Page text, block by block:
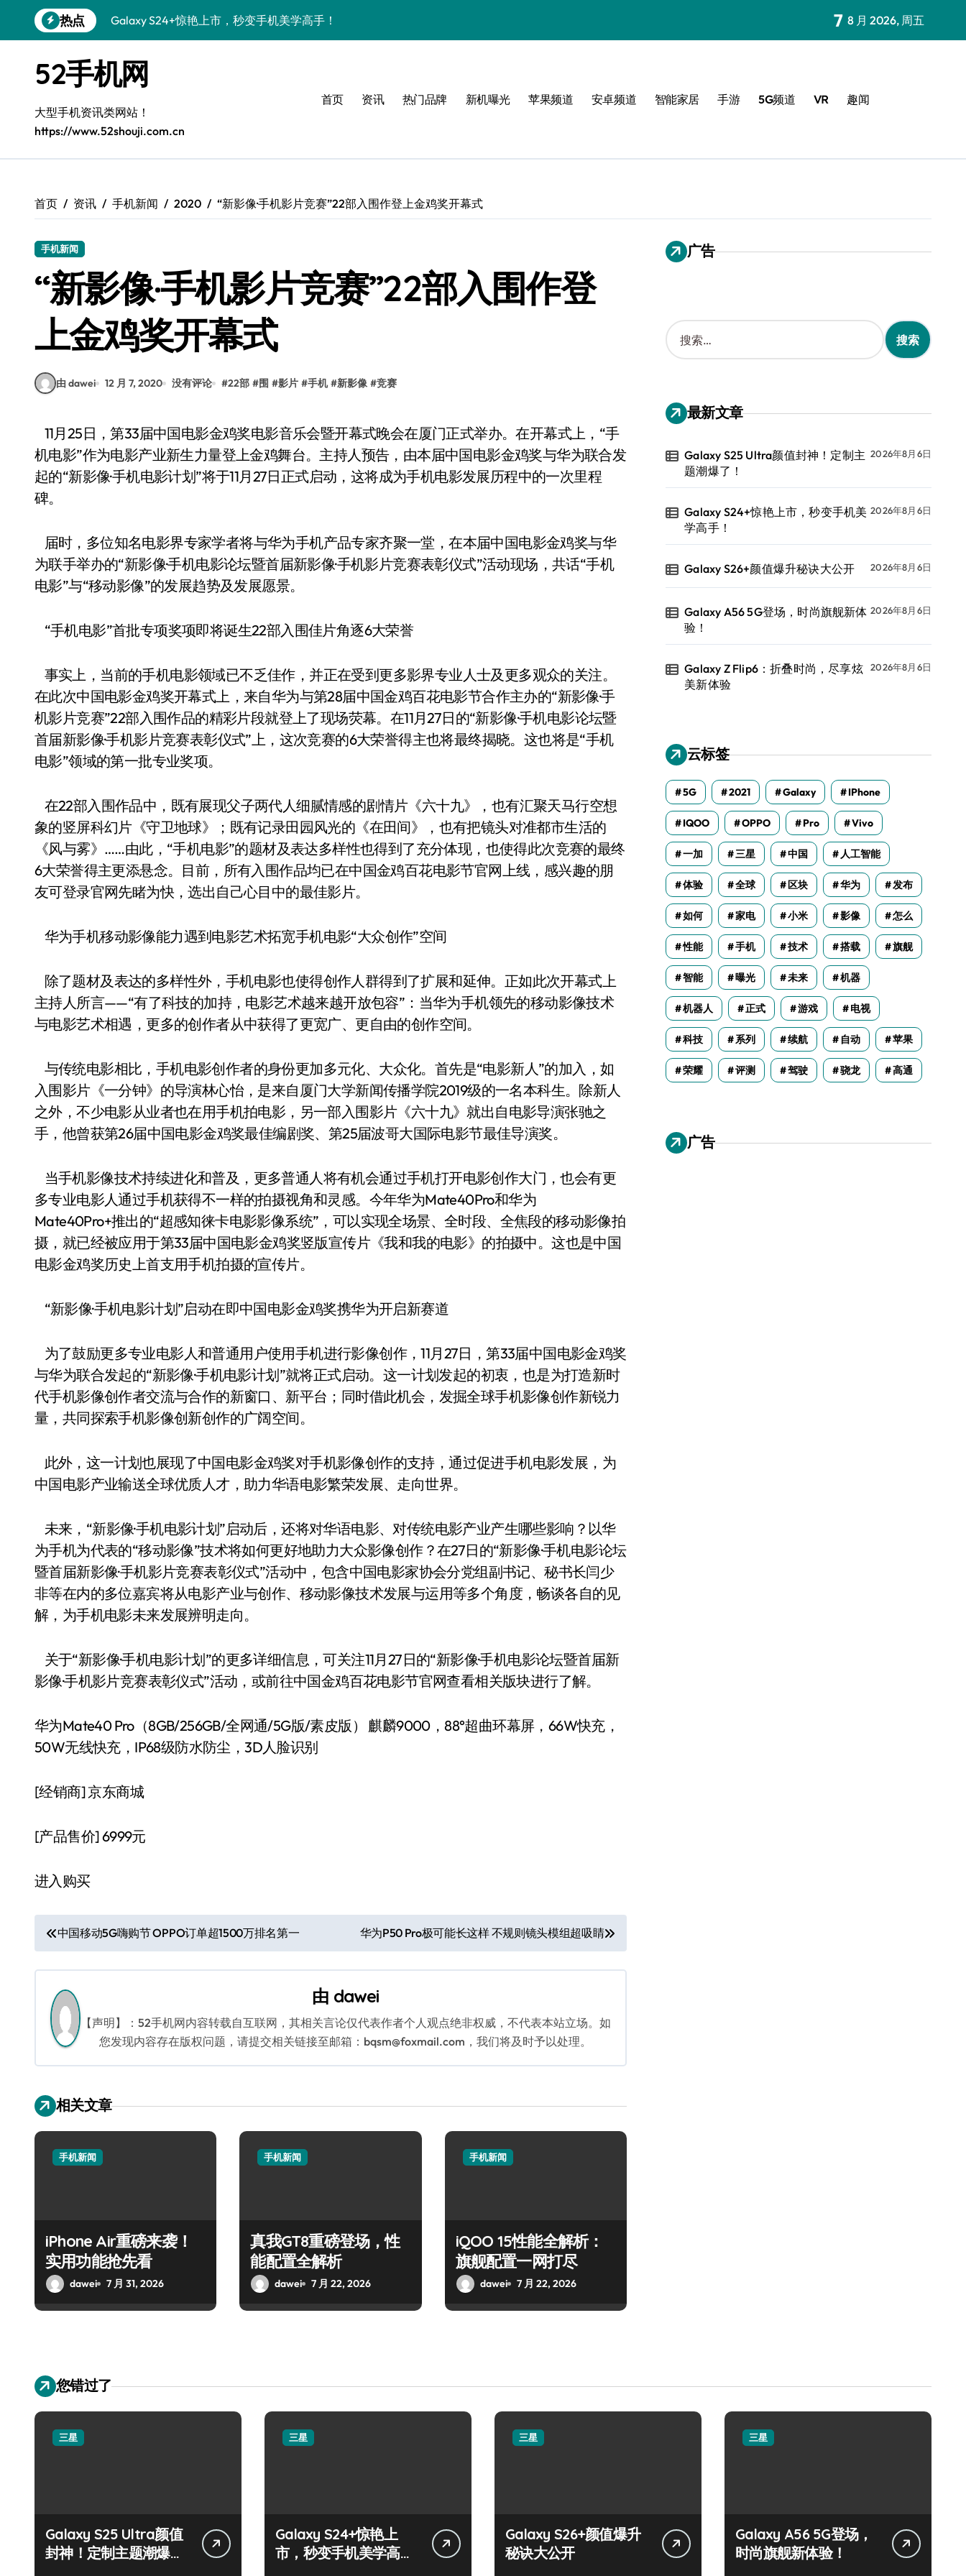
到
热点
Galaxy S24+惊艳上市，秒变手机美学高手！
Galaxy A56 5G登场，时尚旗舰新体验！
Galaxy Z Flip6：折叠时尚，尽享炫美新体验
三星Galaxy S26发布：一键解锁个性美
Galaxy S25美颜秘籍：个性定制炫酷玩法
Galaxy C55 5G登场，演绎三星美学新巅峰！
Galaxy S25 Ultra颜值封神！定制主题潮爆了！
7 8 月 2026, 周五
52手机网
大型手机资讯类网站！
https://www.52shouji.com.cn
首页 资讯 热门品牌 新机曝光 苹果频道 安卓频道 智能家居 手游 5G频道 VR 趣闻
首页 资讯 手机新闻 2020 “新影像·手机影片竞赛”22部入围作登上金鸡奖开幕式
手机新闻
“新影像·手机影片竞赛”22部入围作登
上金鸡奖开幕式
由 dawei 12 月 7, 2020 没有评论 #22部 #围 #影片 #手机 #新影像 #竞赛
11月25日，第33届中国电影金鸡奖电影音乐会暨开幕式晚会在厦门正式举办。在开幕式上，“手
机电影”作为电影产业新生力量登上金鸡舞台。主持人预告，由本届中国电影金鸡奖与华为联合发
起的“新影像·手机电影计划”将于11月27日正式启动，这将成为手机电影发展历程中的一次里程
碑。
届时，多位知名电影界专家学者将与华为手机产品专家齐聚一堂，在本届中国电影金鸡奖与华
为联手举办的“新影像·手机电影论坛暨首届新影像·手机影片竞赛表彰仪式”活动现场，共话“手机
电影”与“移动影像”的发展趋势及发展愿景。
“手机电影”首批专项奖项即将诞生22部入围佳片角逐6大荣誉
事实上，当前的手机电影领域已不乏佳作，并正在受到更多影界专业人士及更多观众的关注。
在此次中国电影金鸡奖开幕式上，来自华为与第28届中国金鸡百花电影节合作主办的“新影像·手
机影片竞赛”22部入围作品的精彩片段就登上了现场荧幕。在11月27日的“新影像·手机电影论坛暨
首届新影像·手机影片竞赛表彰仪式”上，这次竞赛的6大荣誉得主也将最终揭晓。这也将是“手机
电影”领域的第一批专业奖项。
在22部入围作品中，既有展现父子两代人细腻情感的剧情片《六十九》，也有汇聚天马行空想
象的竖屏科幻片《守卫地球》；既有记录田园风光的《在田间》，也有把镜头对准都市生活的
《风与雾》……由此，“手机电影”的题材及表达多样性也得到了充分体现，也使得此次竞赛的最终
6大荣誉得主更添悬念。目前，所有入围作品均已在中国金鸡百花电影节官网上线，感兴趣的朋
友可登录官网先睹为快，选出自己心目中的最佳影片。
华为手机移动影像能力遇到电影艺术拓宽手机电影“大众创作”空间
除了题材及表达的多样性外，手机电影也使得创作人群得到了扩展和延伸。正如此次开幕式上
主持人所言——“有了科技的加持，电影艺术越来越开放包容”：当华为手机领先的移动影像技术
与电影艺术相遇，更多的创作者从中获得了更宽广、更自由的创作空间。
与传统电影相比，手机电影创作者的身份更加多元化、大众化。首先是“电影新人”的加入，如
入围影片《一分钟》的导演林心怡，是来自厦门大学新闻传播学院2019级的一名本科生。除新人
之外，不少电影从业者也在用手机拍电影，另一部入围影片《六十九》就出自电影导演张驰之
手，他曾获第26届中国电影金鸡奖最佳编剧奖、第25届波哥大国际电影节最佳导演奖。
当手机影像技术持续进化和普及，更多普通人将有机会通过手机打开电影创作大门，也会有更
多专业电影人通过手机获得不一样的拍摄视角和灵感。今年华为Mate40Pro和华为
Mate40Pro+推出的“超感知徕卡电影影像系统”，可以实现全场景、全时段、全焦段的移动影像拍
摄，就已经被应用于第33届中国电影金鸡奖竖版宣传片《我和我的电影》的拍摄中。这也是中国
电影金鸡奖历史上首支用手机拍摄的宣传片。
“新影像·手机电影计划”启动在即中国电影金鸡奖携华为开启新赛道
为了鼓励更多专业电影人和普通用户使用手机进行影像创作，11月27日，第33届中国电影金鸡奖
与华为联合发起的“新影像·手机电影计划”就将正式启动。这一计划发起的初衷，也是为打造新时
代手机影像创作者交流与合作的新窗口、新平台；同时借此机会，发掘全球手机影像创作新锐力
量，共同探索手机影像创新创作的广阔空间。
此外，这一计划也展现了中国电影金鸡奖对手机影像创作的支持，通过促进手机电影发展，为
中国电影产业输送全球优质人才，助力华语电影繁荣发展、走向世界。
未来，“新影像·手机电影计划”启动后，还将对华语电影、对传统电影产业产生哪些影响？以华
为手机为代表的“移动影像”技术将如何更好地助力大众影像创作？在27日的“新影像·手机电影论坛
暨首届新影像·手机影片竞赛表彰仪式”活动中，包含中国电影家协会分党组副书记、秘书长闫少
非等在内的多位嘉宾将从电影产业与创作、移动影像技术发展与运用等多个角度，畅谈各自的见
解，为手机电影未来发展辨明走向。
关于“新影像·手机电影计划”的更多详细信息，可关注11月27日的“新影像·手机电影论坛暨首届新
影像·手机影片竞赛表彰仪式”活动，或前往中国金鸡百花电影节官网查看相关版块进行了解。
华为Mate40 Pro（8GB/256GB/全网通/5G版/素皮版） 麒麟9000，88°超曲环幕屏，66W快充，
50W无线快充，IP68级防水防尘，3D人脸识别
[经销商]京东商城
[产品售价]6999元
进入购买
文
章
导
航
中国移动5G嗨购节 OPPO订单超1500万排名第一 华为P50 Pro极可能长这样 不规则镜头模组超吸睛
由 dawei
【声明】：52手机网内容转载自互联网，其相关言论仅代表作者个人观点绝非权威，不代表本站立场。如
您发现内容存在版权问题，请提交相关链接至邮箱：bqsm@foxmail.com，我们将及时予以处理。
相关文章
手机新闻
iPhone Air重磅来袭！
实用功能抢先看
dawei 7 月 31, 2026
手机新闻
真我GT8重磅登场，性
能配置全解析
dawei 7 月 22, 2026
手机新闻
iQOO 15性能全解析：
旗舰配置一网打尽
dawei 7 月 22, 2026
广告
搜
索
：
最新文章
Galaxy S25 Ultra颜值封神！定制主
题潮爆了！
2026年8月6日
Galaxy S24+惊艳上市，秒变手机美
学高手！
2026年8月6日
Galaxy S26+颜值爆升秘诀大公开 2026年8月6日
Galaxy A56 5G登场，时尚旗舰新体
验！
2026年8月6日
Galaxy Z Flip6：折叠时尚，尽享炫
美新体验
2026年8月6日
云标签
5G 2021 Galaxy IPhone
IQOO OPPO Pro Vivo
一加 三星 中国 人工智能
体验 全球 区块 华为 发布
如何 家电 小米 影像 怎么
性能 手机 技术 搭载 旗舰
智能 曝光 未来 机器
机器人 正式 游戏 电视
科技 系列 续航 自动 苹果
荣耀 评测 驾驶 骁龙 高通
广告
您错过了
三星
Galaxy S25 Ultra颜值
封神！定制主题潮爆
三星
Galaxy S24+惊艳上
市，秒变手机美学高
三星
Galaxy S26+颜值爆升
秘诀大公开
三星
Galaxy A56 5G登场，
时尚旗舰新体验！